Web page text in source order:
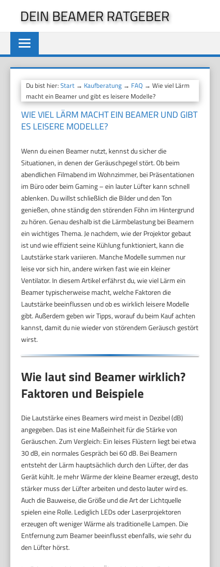
springen
DEIN BEAMER RATGEBER
Du bist hier:Start → Kaufberatung → FAQ → Wie viel Lärm
macht ein Beamer und gibt es leisere Modelle?
WIE VIEL LÄRM MACHT EIN BEAMER UND GIBT
ES LEISERE MODELLE?
Wenn du einen Beamer nutzt, kennst du sicher die
Situationen, in denen der Geräuschpegel stört. Ob beim
abendlichen Filmabend im Wohnzimmer, bei Präsentationen
im Büro oder beim Gaming – ein lauter Lüfter kann schnell
ablenken. Du willst schließlich die Bilder und den Ton
genießen, ohne ständig den störenden Föhn im Hintergrund
zu hören. Genau deshalb ist die Lärmbelastung bei Beamern
ein wichtiges Thema. Je nachdem, wie der Projektor gebaut
ist und wie effizient seine Kühlung funktioniert, kann die
Lautstärke stark variieren. Manche Modelle summen nur
leise vor sich hin, andere wirken fast wie ein kleiner
Ventilator. In diesem Artikel erfährst du, wie viel Lärm ein
Beamer typischerweise macht, welche Faktoren die
Lautstärke beeinflussen und ob es wirklich leisere Modelle
gibt. Außerdem geben wir Tipps, worauf du beim Kauf achten
kannst, damit du nie wieder von störendem Geräusch gestört
wirst.
Wie laut sind Beamer wirklich?
Faktoren und Beispiele
Die Lautstärke eines Beamers wird meist in Dezibel (dB)
angegeben. Das ist eine Maßeinheit für die Stärke von
Geräuschen. Zum Vergleich: Ein leises Flüstern liegt bei etwa
30 dB, ein normales Gespräch bei 60 dB. Bei Beamern
entsteht der Lärm hauptsächlich durch den Lüfter, der das
Gerät kühlt. Je mehr Wärme der kleine Beamer erzeugt, desto
stärker muss der Lüfter arbeiten und desto lauter wird es.
Auch die Bauweise, die Größe und die Art der Lichtquelle
spielen eine Rolle. Lediglich LEDs oder Laserprojektoren
erzeugen oft weniger Wärme als traditionelle Lampen. Die
Entfernung zum Beamer beeinflusst ebenfalls, wie sehr du
den Lüfter hörst.